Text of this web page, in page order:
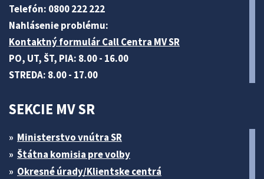
Telefón: 0800 222 222
Nahlásenie problému:
Kontaktný formulár Call Centra MV SR
PO, UT, ŠT, PIA: 8.00 - 16.00
STREDA: 8.00 - 17.00
SEKCIE MV SR
Ministerstvo vnútra SR
Štátna komisia pre volby
Okresné úrady/Klientske centrá